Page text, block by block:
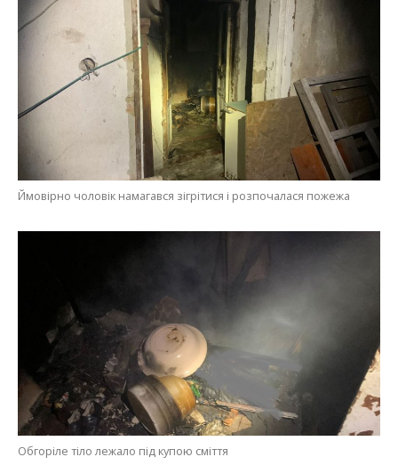
Ймовірно чоловік намагався зігрітися і розпочалася пожежа
Обгоріле тіло лежало під купою сміття